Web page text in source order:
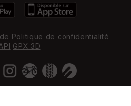
Politique de confidentialité
API GPX 3D